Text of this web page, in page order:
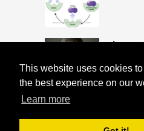
This website uses cookies
the best experience on our
Learn more